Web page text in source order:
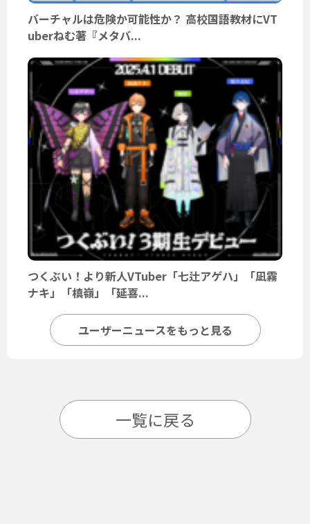
バーチャルは危険か可能性か？ 高校国語教材にVT
uberねむ著『メタバ...
つくぶい！より新人VTuber「七辻アゲハ」「凪霧
ナキ」「槙嶺」「延喜...
ユーザーニュースをもっと見る
一覧に戻る